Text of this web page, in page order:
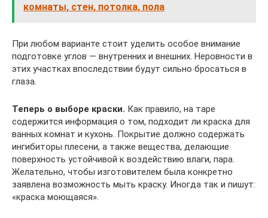
комнаты, стен, потолка, пола
При любом варианте стоит уделить особое внимание
подготовке углов — внутренних и внешних. Неровности в
этих участках впоследствии будут сильно бросаться в
глаза.
Теперь о выборе краски. Как правило, на таре
содержится информация о том, подходит ли краска для
ванных комнат и кухонь. Покрытие должно содержать
ингибиторы плесени, а также вещества, делающие
поверхность устойчивой к воздействию влаги, пара.
Желательно, чтобы изготовителем была конкретно
заявлена возможность мыть краску. Иногда так и пишут:
«краска моющаяся».